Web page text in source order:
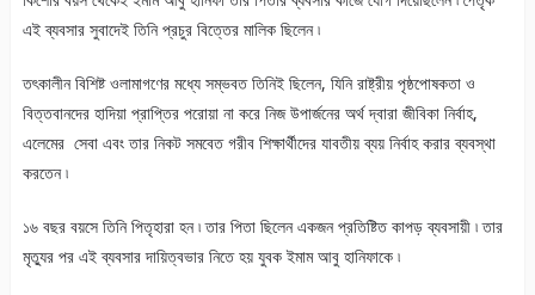
এই ব্যবসার সুবাদেই তিনি প্রচুর বিত্তের মালিক ছিলেন ৷
তৎকালীন বিশিষ্ট ওলামাগণের মধ্যে সম্ভবত তিনিই ছিলেন, যিনি রাষ্ট্রীয় পৃষ্ঠপোষকতা ও
বিত্তবানদের হাদিয়া প্রাপ্তির পরোয়া না করে নিজ উপার্জনের অর্থ দ্বারা জীবিকা নির্বাহ,
এলেমের সেবা এবং তার নিকট সমবেত গরীব শিক্ষার্থীদের যাবতীয় ব্যয় নির্বাহ করার ব্যবস্থা
করতেন ৷
১৬ বছর বয়সে তিনি পিতৃহারা হন ৷ তার পিতা ছিলেন একজন প্রতিষ্টিত কাপড় ব্যবসায়ী ৷ তার
মৃত্যুর পর এই ব্যবসার দায়িত্বভার নিতে হয় যুবক ইমাম আবু হানিফাকে ৷